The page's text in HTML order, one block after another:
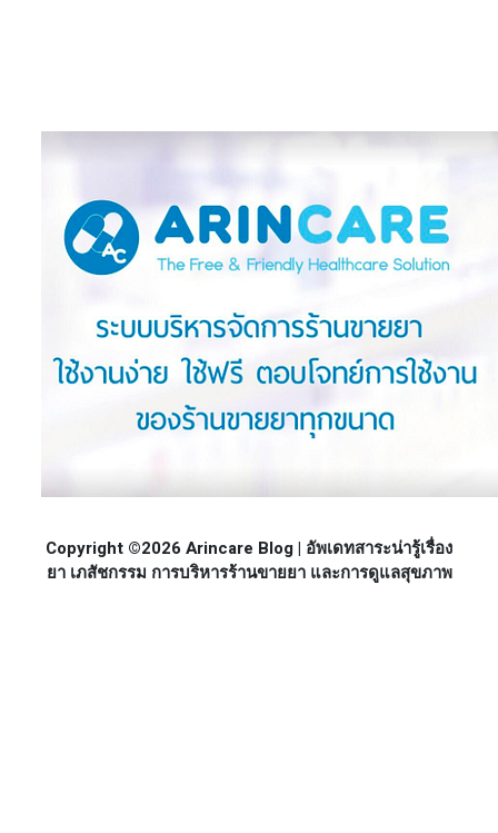
Copyright ©2026 Arincare Blog | อัพเดทสาระน่ารู้เรื่อง
ยา เภสัชกรรม การบริหารร้านขายยา และการดูแลสุขภาพ